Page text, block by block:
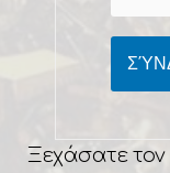
Ξεχάσατε